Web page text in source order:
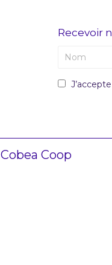
Recevoir
Cobea Coop